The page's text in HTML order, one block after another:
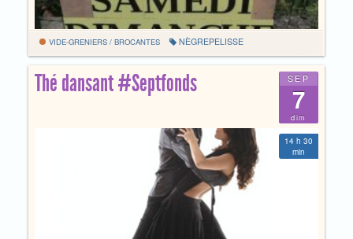
VIDE-GRENIERS / BROCANTES NÈGREPELISSE
SEP
7
dim
Thé dansant #Septfonds
14 h 30
min